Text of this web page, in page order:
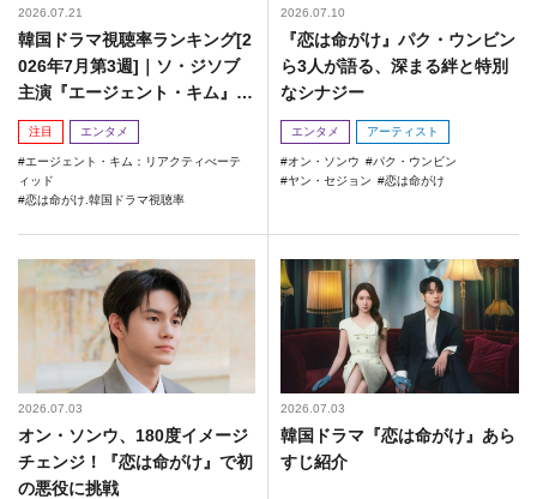
2026.07.21
韓国ドラマ視聴率ランキング[2
026年7月第3週]｜ソ・ジソブ
主演『エージェント・キム』が
勢い加速！
注目 エンタメ
エージェント・キム：リアクティべーテ
ィッド
恋は命がけ.韓国ドラマ視聴率
2026.07.10
『恋は命がけ』パク・ウンビン
ら3人が語る、深まる絆と特別
なシナジー
エンタメ アーティスト
オン・ソンウ
パク・ウンビン
ヤン・セジョン
恋は命がけ
2026.07.03
オン・ソンウ、180度イメージ
チェンジ！『恋は命がけ』で初
の悪役に挑戦
2026.07.03
韓国ドラマ『恋は命がけ』あら
すじ紹介